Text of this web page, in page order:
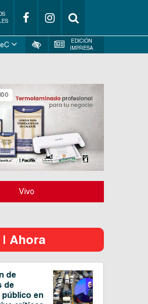
EDICIÓN
IMPRESA
Vivo
Ahora
de
de
en